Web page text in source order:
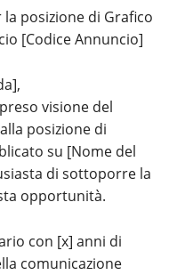
posizione di Grafico
[Codice Annuncio]
visione del
posizione di
su [Nome del
di sottoporre la
opportunità.
con [x] anni di
comunicazione